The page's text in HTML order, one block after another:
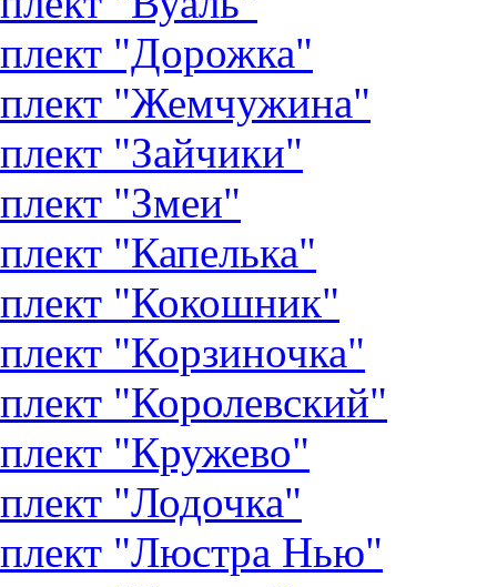
"Дорожка"
"Жемчужина"
"Зайчики"
"Змеи"
"Капелька"
"Кокошник"
"Корзиночка"
"Королевский"
"Кружево"
"Лодочка"
"Люстра Нью"